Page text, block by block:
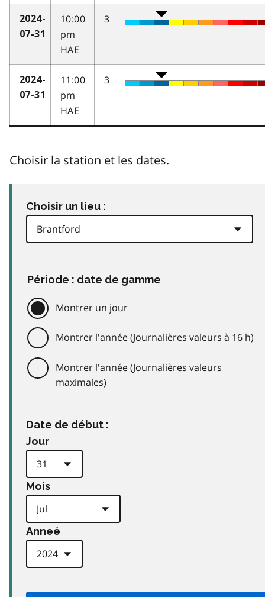
2024-
07-31
10:00
pm
HAE
3
2024-
07-31
11:00
pm
HAE
3
Choisir la station et les dates.
Choisir un lieu :
Période : date de gamme
Montrer un jour
Montrer l'année (Journalières valeurs à 16 h)
Montrer l'année (Journalières valeurs
maximales)
Date de début :
Jour
Mois
Anneé